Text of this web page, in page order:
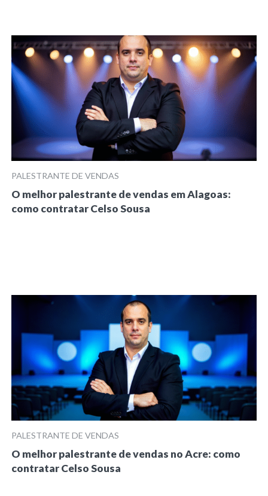
PALESTRANTE DE VENDAS
O melhor palestrante de vendas em Alagoas:
como contratar Celso Sousa
PALESTRANTE DE VENDAS
O melhor palestrante de vendas no Acre: como
contratar Celso Sousa